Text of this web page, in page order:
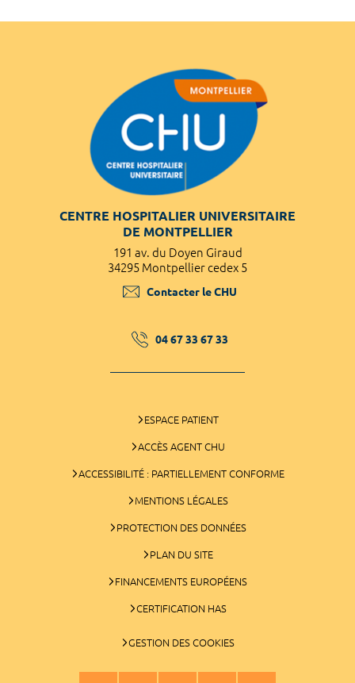
CENTRE HOSPITALIER UNIVERSITAIRE
DE MONTPELLIER
191 av. du Doyen Giraud
34295 Montpellier cedex 5
Contacter le CHU
04 67 33 67 33
ESPACE PATIENT
ACCÈS AGENT CHU
ACCESSIBILITÉ : PARTIELLEMENT CONFORME
MENTIONS LÉGALES
PROTECTION DES DONNÉES
PLAN DU SITE
FINANCEMENTS EUROPÉENS
CERTIFICATION HAS
GESTION DES COOKIES